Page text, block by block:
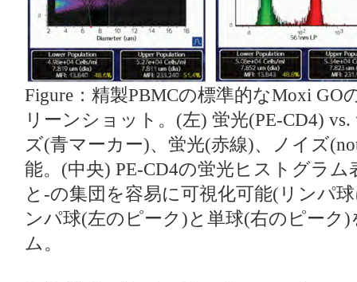
Figure：精製PBMCの標準的なMoxi
リーンショット。(左) 蛍光(PE-CD4)
ズ(青マーカー)、蛍光(赤線)、ノイズ
能。(中央) PE-CD4の蛍光ヒストグラム
と-の集団を容易に可視化可能(リンパ
ンパ球(左のピーク)と単球(右のピーク
ム。